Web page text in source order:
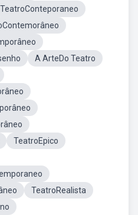
TeatroConteporaneo
A ArteDo Teatro
TeatroEpico
TeatroRealista